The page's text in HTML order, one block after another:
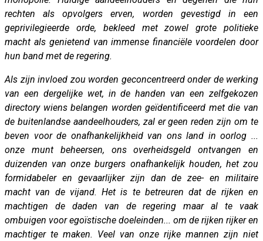
rechten als opvolgers erven, worden gevestigd in een
geprivilegieerde orde, bekleed met zowel grote politieke
macht als genietend van immense financiële voordelen door
hun band met de regering.
Als zijn invloed zou worden geconcentreerd onder de werking
van een dergelijke wet, in de handen van een zelfgekozen
directory wiens belangen worden geïdentificeerd met die van
de buitenlandse aandeelhouders, zal er geen reden zijn om te
beven voor de onafhankelijkheid van ons land in oorlog ...
onze munt beheersen, ons overheidsgeld ontvangen en
duizenden van onze burgers onafhankelijk houden, het zou
formidabeler en gevaarlijker zijn dan de zee- en militaire
macht van de vijand. Het is te betreuren dat de rijken en
machtigen de daden van de regering maar al te vaak
ombuigen voor egoïstische doeleinden... om de rijken rijker en
machtiger te maken. Veel van onze rijke mannen zijn niet